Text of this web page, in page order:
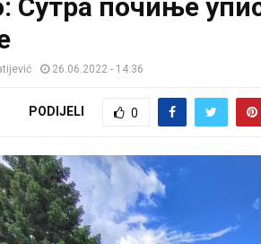
Сутра почиње
26.06.2022 - 14:36
PODIJELI 0